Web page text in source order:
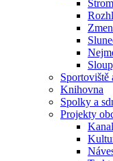
Sportoviště
Knihovna
Spolky a
Projekty